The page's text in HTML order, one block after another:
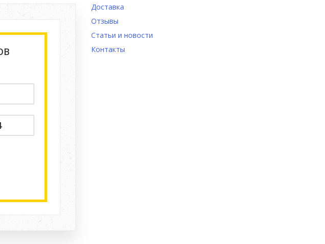
Доставка
Отзывы
Статьи и новости
Контакты